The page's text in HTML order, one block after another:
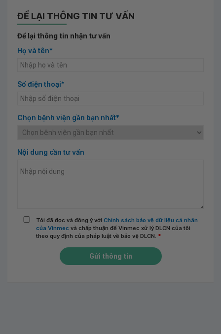
ĐỂ LẠI THÔNG TIN TƯ VẤN
Để lại thông tin nhận tư vấn
Họ và tên*
Số điện thoại*
Chọn bệnh viện gần bạn nhất*
Nội dung cần tư vấn
Tôi đã đọc và đồng ý với Chính sách bảo vệ dữ liệu cá nhân
của Vinmec và chấp thuận để Vinmec xử lý DLCN của tôi
theo quy định của pháp luật về bảo vệ DLCN. *
Gửi thông tin